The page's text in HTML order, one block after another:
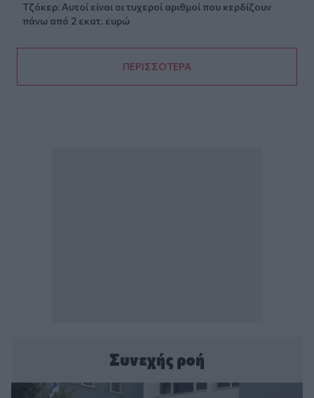
Τζόκερ: Αυτοί είναι οι τυχεροί αριθμοί που κερδίζουν
πάνω από 2 εκατ. ευρώ
ΠΕΡΙΣΣΟΤΕΡΑ
Συνεχής ροή